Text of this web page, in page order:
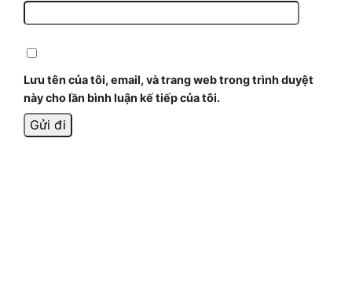
Lưu tên của tôi, email, và trang web trong trình duyệt
này cho lần bình luận kế tiếp của tôi.